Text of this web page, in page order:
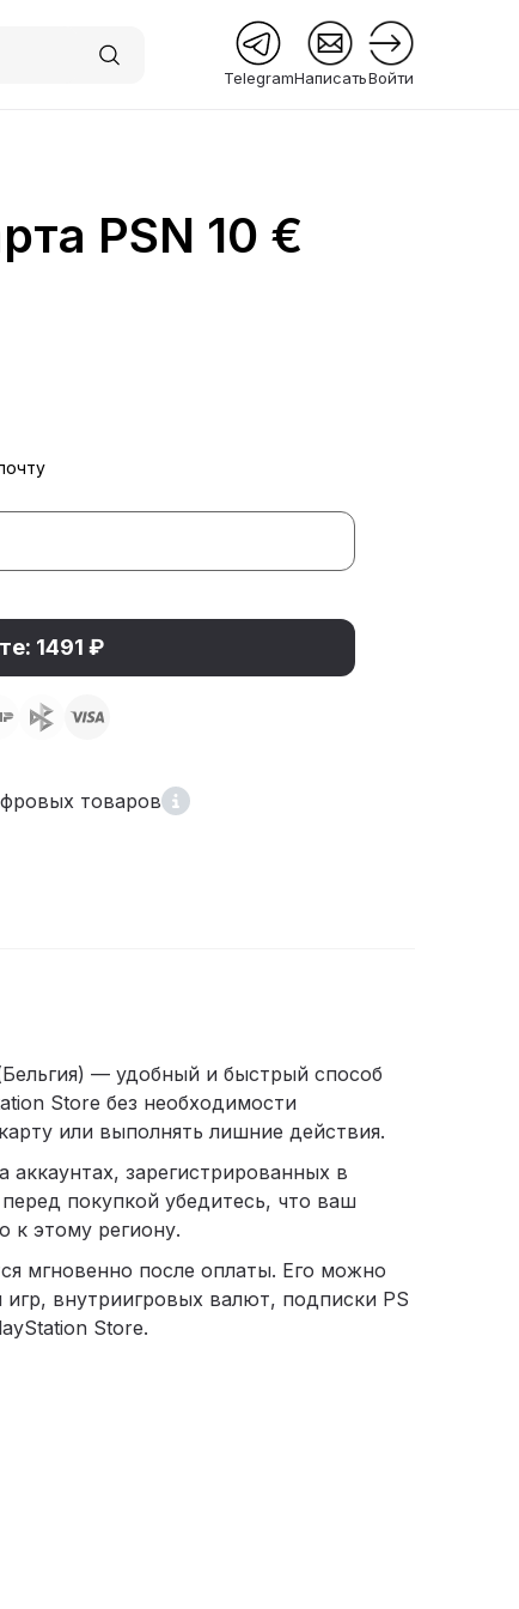
TelegramНаписатьВойти
PSN 10 €
1491 ₽
товаров
— удобный и быстрый способ
Store без необходимости
или выполнять лишние действия.
аккаунтах, зарегистрированных в
покупкой убедитесь, что ваш
к этому региону.
мгновенно после оплаты. Его можно
игр, внутриигровых валют, подписки PS
Store.